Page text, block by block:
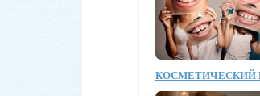
КОСМЕТИЧЕСКИЙ